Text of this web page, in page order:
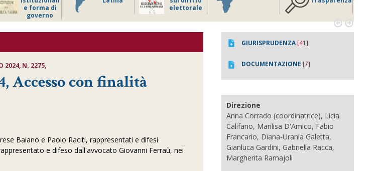
e forma di
governo
elettorale
 
2024, N. 2275,
Accesso con finalità
Baiano e Paolo Raciti, rappresentati e difesi
e difeso dall'avvocato Giovanni Ferraù, nei
GIURISPRUDENZA[41]
DOCUMENTAZIONE [7]
Direzione
Anna Corrado (coordinatrice), Licia
Califano, Marilisa D'Amico, Fabio
Francario, Diana-Urania Galetta,
Gianluca Gardini, Gabriella Racca,
Margherita Ramajoli